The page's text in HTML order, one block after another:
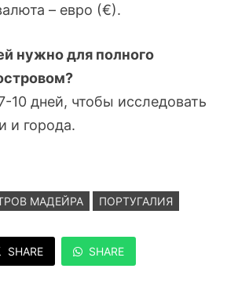
– евро (€).
нужно для полного
10 дней, чтобы исследовать
и города.
МАДЕЙРА ПОРТУГАЛИЯ
SHARE SHARE